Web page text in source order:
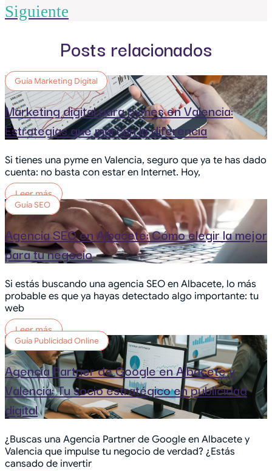
Siguiente
Posts relacionados
Guía Marketing Digital
Marketing digital para pymes en Valencia:
Estrategias que marcan la diferencia
Si tienes una pyme en Valencia, seguro que ya te has dado
cuenta: no basta con estar en Internet. Hoy,
Leer más
Guía SEO
Agencia SEO en Albacete: Cómo elegir la mejor
para tu negocio
Si estás buscando una agencia SEO en Albacete, lo más
probable es que ya hayas detectado algo importante: tu
web
Leer más
Guía Publicidad Online
Agencia Partner de Google en Albacete y
Valencia: Tu socio estratégico en publicidad
digital
¿Buscas una Agencia Partner de Google en Albacete y
Valencia que impulse tu negocio de verdad? ¿Estás
cansado de invertir